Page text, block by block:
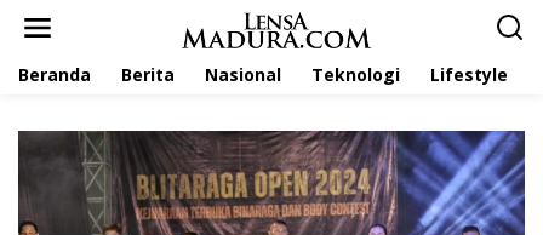
Beranda Berita Nasional Teknologi Lifestyle